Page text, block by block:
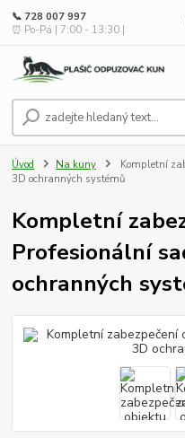
📞 728 007 997
⏰ Po-Pá | 7:00 - 13:30 |
Úvod Na kuny
Kompletní
3D ochranných systémů
Kompletní
Profesionální
ochranných